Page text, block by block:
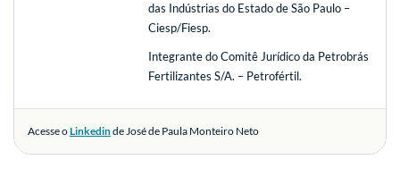
das Indústrias do Estado de São Paulo –
Ciesp/Fiesp.
Integrante do Comitê Jurídico da Petrobrás
Fertilizantes S/A. – Petrofértil.
Acesse oLinkedinde José de Paula Monteiro Neto